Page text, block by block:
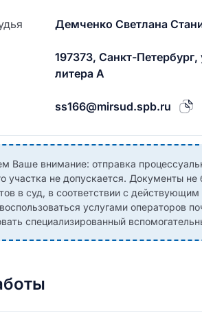
Демченко Светлана
197373, Санкт-
литера А
ss166@mirsud.spb.ru
Ваше внимание: отправка
участка не допускается. Документы
в суд, в соответствии с
услугами операторов
специализированный